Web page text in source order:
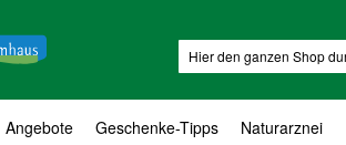
Angebote Geschenke-Tipps Naturarznei